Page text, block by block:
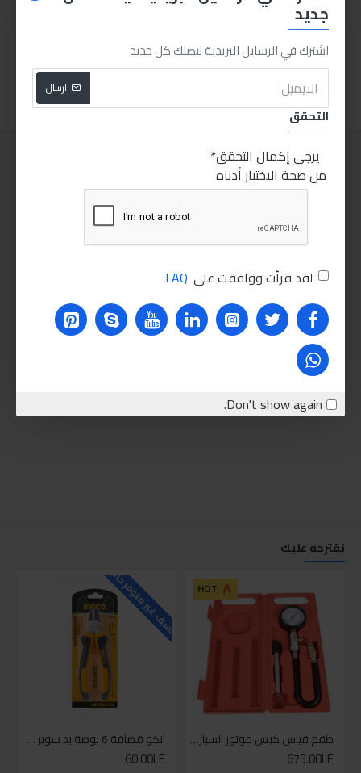
جديد
اشترك في الرسايل البريدية ليصلك كل جديد
ارسال
التحقق
يرجى إكمال التحقق
من صحة الاختبار أدناه
لقد قرأت ووافقت على FAQ
Don't show again.
600.00LE
اضافة للسلة
40.00LE
اضافة للسلة
نقترحه عليك
HOT
طقم قياس كبس موتور السياره 3 ق
675.00LE
للاسف غير متوفر حاليا
انكو قصافة 6 بوصة يد سوبر وان
60.00LE